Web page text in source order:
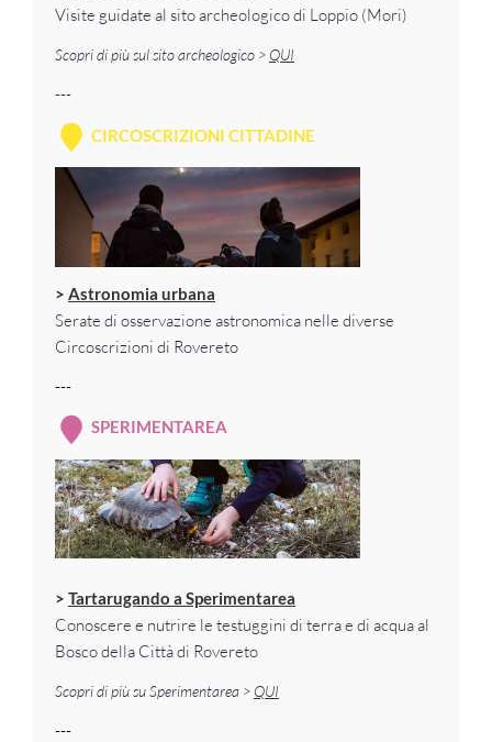
Visite guidate al sito archeologico di Loppio (Mori)
Scopri di più sul sito archeologico > QUI
---
CIRCOSCRIZIONI CITTADINE
> Astronomia urbana
Serate di osservazione astronomica nelle diverse
Circoscrizioni di Rovereto
---
SPERIMENTAREA
> Tartarugando a Sperimentarea
Conoscere e nutrire le testuggini di terra e di acqua al
Bosco della Città di Rovereto
Scopri di più su Sperimentarea > QUI
---